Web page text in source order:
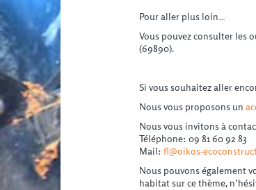
Pour aller plus loin…
Vous pouvez consulter les
(69890).
Si vous souhaitez aller
Nous vous proposons un
Nous vous invitons à
Téléphone: 09 81 60 92 83
Mail: fl@oikos-
Nous pouvons également
habitat sur ce thème,